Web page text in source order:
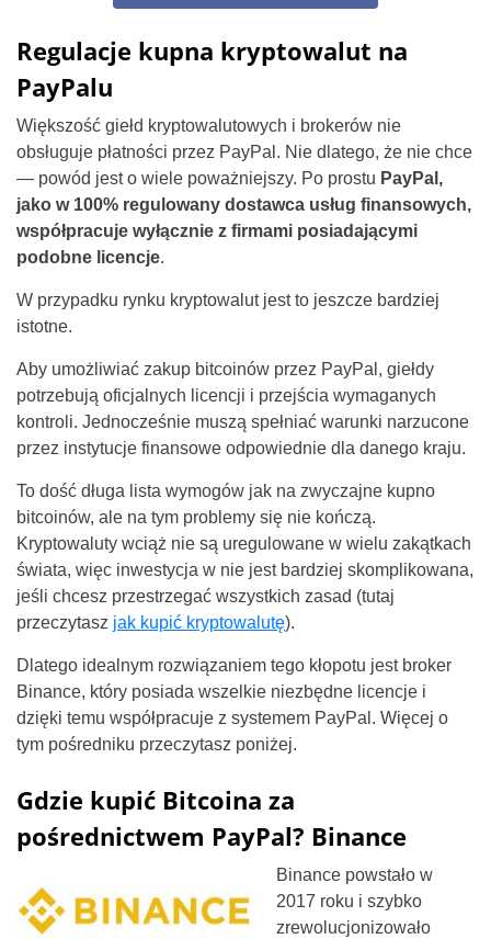
Regulacje kupna kryptowalut na
PayPalu
Większość giełd kryptowalutowych i brokerów nie
obsługuje płatności przez PayPal. Nie dlatego, że nie chce
— powód jest o wiele poważniejszy. Po prostu PayPal,
jako w 100% regulowany dostawca usług finansowych,
współpracuje wyłącznie z firmami posiadającymi
podobne licencje.
W przypadku rynku kryptowalut jest to jeszcze bardziej
istotne.
Aby umożliwiać zakup bitcoinów przez PayPal, giełdy
potrzebują oficjalnych licencji i przejścia wymaganych
kontroli. Jednocześnie muszą spełniać warunki narzucone
przez instytucje finansowe odpowiednie dla danego kraju.
To dość długa lista wymogów jak na zwyczajne kupno
bitcoinów, ale na tym problemy się nie kończą.
Kryptowaluty wciąż nie są uregulowane w wielu zakątkach
świata, więc inwestycja w nie jest bardziej skomplikowana,
jeśli chcesz przestrzegać wszystkich zasad (tutaj
przeczytasz jak kupić kryptowalutę).
Dlatego idealnym rozwiązaniem tego kłopotu jest broker
Binance, który posiada wszelkie niezbędne licencje i
dzięki temu współpracuje z systemem PayPal. Więcej o
tym pośredniku przeczytasz poniżej.
Gdzie kupić Bitcoina za
pośrednictwem PayPal? Binance
Binance powstało w
2017 roku i szybko
zrewolucjonizowało